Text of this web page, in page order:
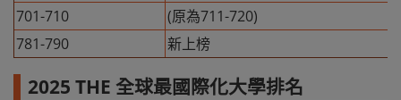
701-710
(原為711-720)
781-790
新上榜
2025 THE 全球最國際化大學排名